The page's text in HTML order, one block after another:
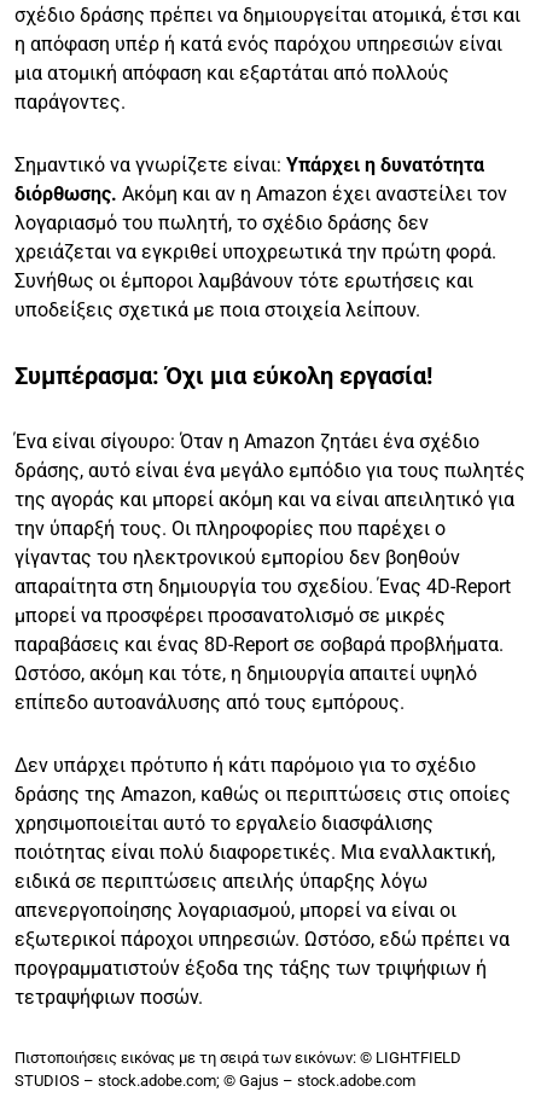
σχέδιο δράσης πρέπει να δημιουργείται ατομικά, έτσι και
η απόφαση υπέρ ή κατά ενός παρόχου υπηρεσιών είναι
μια ατομική απόφαση και εξαρτάται από πολλούς
παράγοντες.
Σημαντικό να γνωρίζετε είναι: Υπάρχει η δυνατότητα
διόρθωσης. Ακόμη και αν η Amazon έχει αναστείλει τον
λογαριασμό του πωλητή, το σχέδιο δράσης δεν
χρειάζεται να εγκριθεί υποχρεωτικά την πρώτη φορά.
Συνήθως οι έμποροι λαμβάνουν τότε ερωτήσεις και
υποδείξεις σχετικά με ποια στοιχεία λείπουν.
Συμπέρασμα: Όχι μια εύκολη εργασία!
Ένα είναι σίγουρο: Όταν η Amazon ζητάει ένα σχέδιο
δράσης, αυτό είναι ένα μεγάλο εμπόδιο για τους πωλητές
της αγοράς και μπορεί ακόμη και να είναι απειλητικό για
την ύπαρξή τους. Οι πληροφορίες που παρέχει ο
γίγαντας του ηλεκτρονικού εμπορίου δεν βοηθούν
απαραίτητα στη δημιουργία του σχεδίου. Ένας 4D-Report
μπορεί να προσφέρει προσανατολισμό σε μικρές
παραβάσεις και ένας 8D-Report σε σοβαρά προβλήματα.
Ωστόσο, ακόμη και τότε, η δημιουργία απαιτεί υψηλό
επίπεδο αυτοανάλυσης από τους εμπόρους.
Δεν υπάρχει πρότυπο ή κάτι παρόμοιο για το σχέδιο
δράσης της Amazon, καθώς οι περιπτώσεις στις οποίες
χρησιμοποιείται αυτό το εργαλείο διασφάλισης
ποιότητας είναι πολύ διαφορετικές. Μια εναλλακτική,
ειδικά σε περιπτώσεις απειλής ύπαρξης λόγω
απενεργοποίησης λογαριασμού, μπορεί να είναι οι
εξωτερικοί πάροχοι υπηρεσιών. Ωστόσο, εδώ πρέπει να
προγραμματιστούν έξοδα της τάξης των τριψήφιων ή
τετραψήφιων ποσών.
Πιστοποιήσεις εικόνας με τη σειρά των εικόνων: © LIGHTFIELD
STUDIOS – stock.adobe.com; © Gajus – stock.adobe.com